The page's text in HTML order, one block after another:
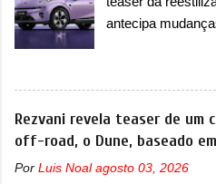
longo da sua
apelidada de
arredondadas.
versão
depois de um
foi marcava pelos
japoneses e
arrancando
antecipa
apresentar na
para o Z20, um
vendido no
lançamento, em
por sua primeira
mudará de nome.
Rezvani revela teaser de um
off-road, o Dune, baseado
Por Luis Noal agosto 03, 2026